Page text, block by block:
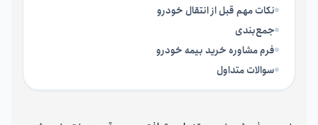
نکات مهم قبل از انتقال خودرو
جمع‌بندی
فرم مشاوره خرید بیمه خودرو
سوالات متداول